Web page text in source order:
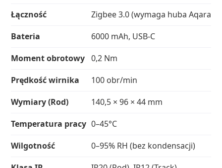
Łączność
Zigbee 3.0 (wymaga huba Aqara)
Bateria
6000 mAh, USB‑C
Moment obrotowy
0,2 Nm
Prędkość wirnika
100 obr/min
Wymiary (Rod)
140,5 × 96 × 44 mm
Temperatura pracy 0–45°C
Wilgotność
0–95% RH (bez kondensacji)